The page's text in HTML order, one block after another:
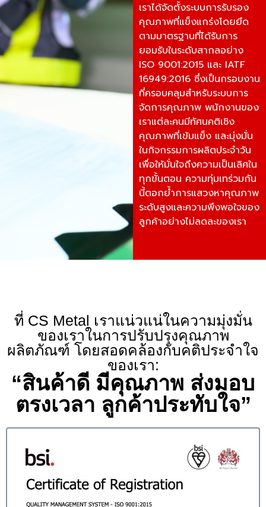
เราได้จัดตั้งระบบการรับรอง
คุณภาพที่แข็งแกร่งโดยยึด
ตามมาตรฐานที่ได้รับการ
ยอมรับในระดับสากลอย่าง
ISO 9001:2015 และ IATF
16949:2016 ซึ่งเป็นกรอบงาน
ที่ครอบคลุมสำหรับระบบการ
จัดการคุณภาพ พนักงานของ
เราแต่ละคนมีทัศนคติเชิง
คุณภาพที่เข้มแข็ง และมุ่งมั่น
ในกิจกรรมการผลิตประจำวัน
เพื่อให้มั่นใจถึงความเป็นเลิศใน
ทุกขั้นตอน ความทุ่มเทร่วมกัน
นี้ตอกย้ำการแสวงหาคุณภาพ
ระดับสูงและความพึงพอใจของ
ลูกค้าอย่างไม่ลดละของเรา
ที่ CS Metal เราแน่วแน่ในความมุ่งมั่น
ของเราในการปรับปรุงคุณภาพ
ผลิตภัณฑ์ โดยสอดคล้องกับคติประจำใจ
ของเรา:
“สินค้าดี มีคุณภาพ ส่งมอบ
ตรงเวลา ลูกค้าประทับใจ”